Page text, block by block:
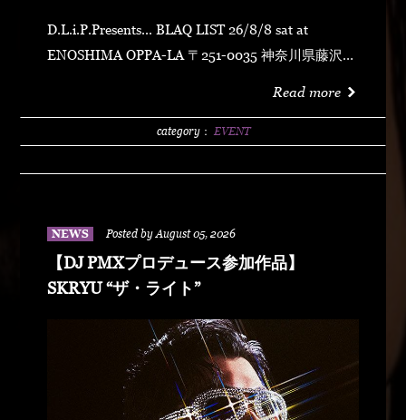
D.L.i.P.Presents... BLAQ LIST 26/8/8 sat at
ENOSHIMA OPPA-LA 〒251-0035 神奈川県藤沢市
2500/1dLADY'S FREE HOTTS GUEST DJ PMX
MANLEXKILLAHSHARKHEDMAO & MAGOODZ
Read more
category： EVENT
NEWS Posted by August 05, 2026
【DJ PMXプロデュース参加作品】
SKRYU “ザ・ライト”